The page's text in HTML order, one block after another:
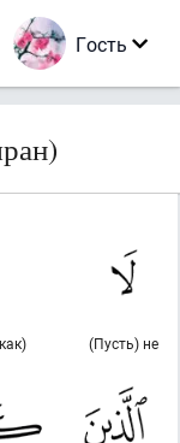
Гость
(Пусть) не